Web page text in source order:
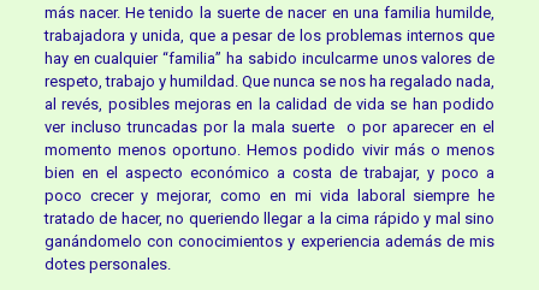
más nacer. He tenido la suerte de nacer en una familia humilde,
trabajadora y unida, que a pesar de los problemas internos que
hay en cualquier “familia” ha sabido inculcarme unos valores de
respeto, trabajo y humildad. Que nunca se nos ha regalado nada,
al revés, posibles mejoras en la calidad de vida se han podido
ver incluso truncadas por la mala suerte o por aparecer en el
momento menos oportuno. Hemos podido vivir más o menos
bien en el aspecto económico a costa de trabajar, y poco a
poco crecer y mejorar, como en mi vida laboral siempre he
tratado de hacer, no queriendo llegar a la cima rápido y mal sino
ganándomelo con conocimientos y experiencia además de mis
dotes personales.